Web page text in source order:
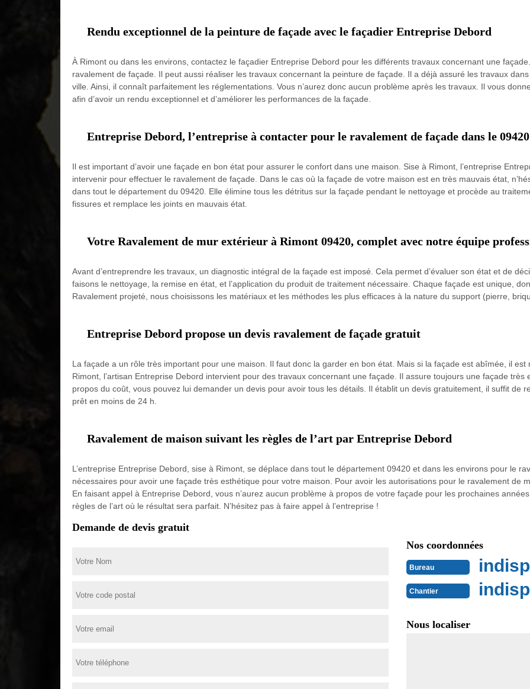
Rendu exceptionnel de la peinture de façade avec le façadier Entreprise Debord
À Rimont ou dans les environs, contactez le façadier Entreprise Debord pour les différents travaux concernant une
ravalement de façade. Il peut aussi réaliser les travaux concernant la peinture de façade. Il a déjà assuré les travaux
ville. Ainsi, il connaît parfaitement les réglementations. Vous n’aurez donc aucun problème après les travaux. Il vous
afin d’avoir un rendu exceptionnel et d’améliorer les performances de la façade.
Entreprise Debord, l’entreprise à contacter pour le ravalement de façade dans le 09420
Il est important d’avoir une façade en bon état pour assurer le confort dans une maison. Sise à Rimont, l’entreprise
intervenir pour effectuer le ravalement de façade. Dans le cas où la façade de votre maison est en très mauvais état,
dans tout le département du 09420. Elle élimine tous les détritus sur la façade pendant le nettoyage et procède au
fissures et remplace les joints en mauvais état.
Votre Ravalement de mur extérieur à Rimont 09420, complet avec notre équipe
Avant d’entreprendre les travaux, un diagnostic intégral de la façade est imposé. Cela permet d’évaluer son état et de
faisons le nettoyage, la remise en état, et l’application du produit de traitement nécessaire. Chaque façade est unique,
Ravalement projeté, nous choisissons les matériaux et les méthodes les plus efficaces à la nature du support (pierre,
Entreprise Debord propose un devis ravalement de façade gratuit
La façade a un rôle très important pour une maison. Il faut donc la garder en bon état. Mais si la façade est abîmée, il
Rimont, l’artisan Entreprise Debord intervient pour des travaux concernant une façade. Il assure toujours une façade très
propos du coût, vous pouvez lui demander un devis pour avoir tous les détails. Il établit un devis gratuitement, il suffit de
prêt en moins de 24 h.
Ravalement de maison suivant les règles de l’art par Entreprise Debord
L’entreprise Entreprise Debord, sise à Rimont, se déplace dans tout le département 09420 et dans les environs pour le
nécessaires pour avoir une façade très esthétique pour votre maison. Pour avoir les autorisations pour le ravalement de
En faisant appel à Entreprise Debord, vous n’aurez aucun problème à propos de votre façade pour les prochaines
règles de l’art où le résultat sera parfait. N’hésitez pas à faire appel à l’entreprise !
Demande de devis gratuit
Nos coordonnées
Bureau
Chantier
Nous localiser